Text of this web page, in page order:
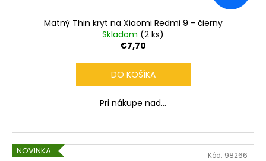
Matný Thin kryt na Xiaomi Redmi 9 - čierny
Skladom (2 ks)
€7,70
DO KOŠÍKA
Pri nákupe nad...
NOVINKA Kód: 98266